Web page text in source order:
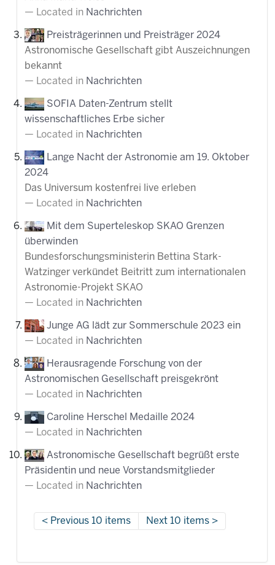
Located in Nachrichten
Preisträgerinnen und Preisträger 2024
Astronomische Gesellschaft gibt Auszeichnungen
bekannt
Located in Nachrichten
SOFIA Daten-Zentrum stellt
wissenschaftliches Erbe sicher
Located in Nachrichten
Lange Nacht der Astronomie am 19. Oktober
2024
Das Universum kostenfrei live erleben
Located in Nachrichten
Mit dem Superteleskop SKAO Grenzen
überwinden
Bundesforschungsministerin Bettina Stark-
Watzinger verkündet Beitritt zum internationalen
Astronomie-Projekt SKAO
Located in Nachrichten
Junge AG lädt zur Sommerschule 2023 ein
Located in Nachrichten
Herausragende Forschung von der
Astronomischen Gesellschaft preisgekrönt
Located in Nachrichten
Caroline Herschel Medaille 2024
Located in Nachrichten
Astronomische Gesellschaft begrüßt erste
Präsidentin und neue Vorstandsmitglieder
Located in Nachrichten
Previous 10 items Next 10 items